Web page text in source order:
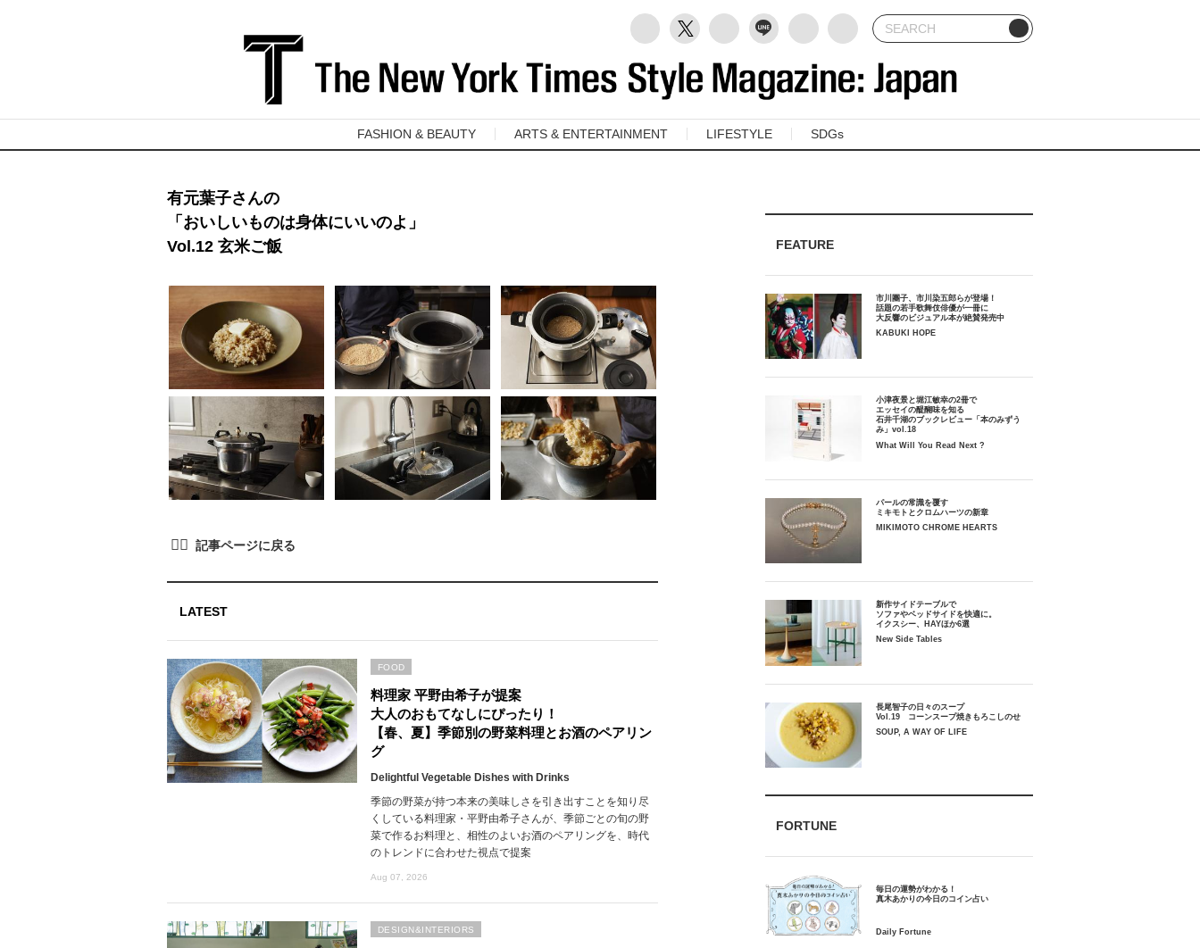
FASHION & BEAUTY ARTS & ENTERTAINMENT LIFESTYLE SDGs
有元葉子さんの
「おいしいものは身体にいいのよ」
Vol.12 玄米ご飯
LATEST
料理家 平野由希子が提案
大人のおもてなしにぴったり！
【春、夏】季節別の野菜料理とお酒のペアリン
グ
Delightful Vegetable Dishes with Drinks
季節の野菜が持つ本来の美味しさを引き出すことを知り尽
くしている料理家・平野由希子さんが、季節ごとの旬の野
菜で作るお料理と、相性のよいお酒のペアリングを、時代
のトレンドに合わせた視点で提案
Aug 07, 2026
FOOD
DESIGN&INTERIORS
FEATURE
市川團子、市川染五郎らが登場！
話題の若手歌舞伎俳優が一冊に
大反響のビジュアル本が絶賛発売中
KABUKI HOPE
小津夜景と堀江敏幸の2冊で
エッセイの醍醐味を知る
石井千湖のブックレビュー「本のみずう
み」vol.18
What Will You Read Next ?
パールの常識を覆す
ミキモトとクロムハーツの新章
MIKIMOTO CHROME HEARTS
新作サイドテーブルで
ソファやベッドサイドを快適に。
イクスシー、HAYほか6選
New Side Tables
長尾智子の日々のスープ
Vol.19 コーンスープ焼きもろこしのせ
SOUP, A WAY OF LIFE
FORTUNE
毎日の運勢がわかる！